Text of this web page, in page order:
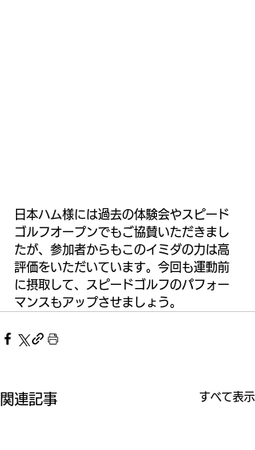
日本ハム様には過去の体験会やスピード
ゴルフオープンでもご協賛いただきまし
たが、参加者からもこのイミダの力は高
評価をいただいています。今回も運動前
に摂取して、スピードゴルフのパフォー
マンスもアップさせましょう。
関連記事 すべて表示